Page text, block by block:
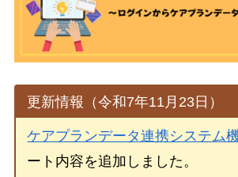
更新情報（令和7年11月23日）
ケアプランデータ連携システム
ート内容を追加しました。